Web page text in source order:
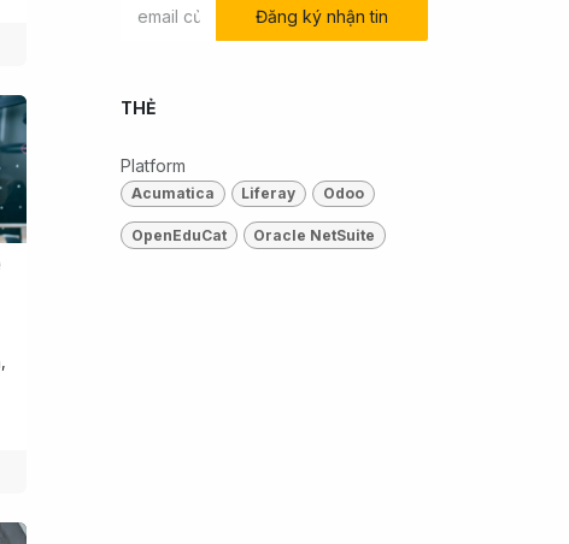
Đăng ký nhận tin
THẺ
Platform
Acumatica Liferay Odoo
OpenEduCat Oracle NetSuite